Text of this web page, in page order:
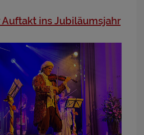
ins Jubiläumsjahr